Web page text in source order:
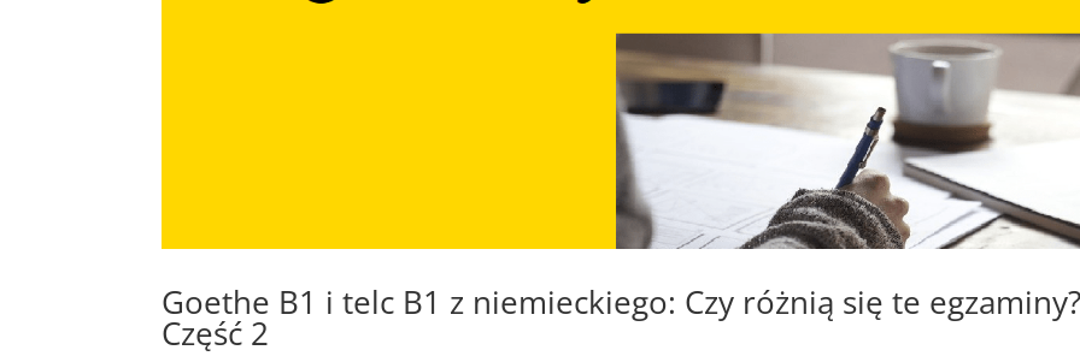
Goethe B1 i telc B1 z niemieckiego: Czy różnią się te
Część 2